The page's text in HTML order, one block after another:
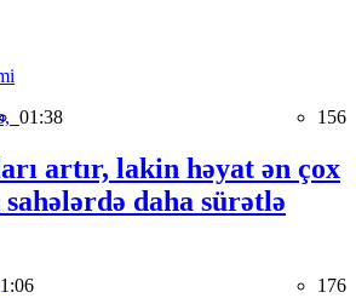
01:38 156
artır, lakin həyat ən çox
daha sürətlə
176